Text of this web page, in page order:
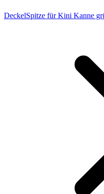
DeckelSpitze für Kini Kanne